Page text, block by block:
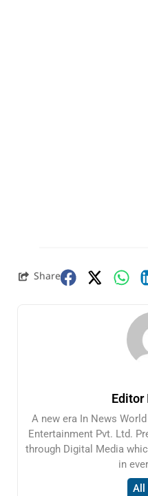
Share
Editor
A new era In News
Entertainment Pvt. Ltd.
through Digital Media
in
All